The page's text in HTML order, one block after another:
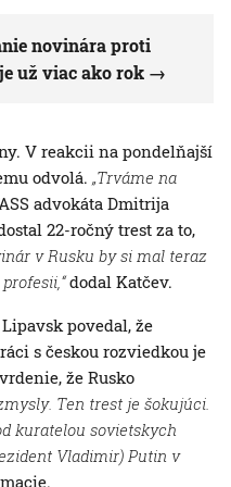
novinára proti
už viac ako rok
V reakcii na pondelňajší
odvolá. „Trváme na
advokáta Dmitrija
22-ročný trest za to,
v Rusku by si mal teraz
dodal Katčev.
povedal, že
s českou rozviedkou je
že Rusko
Ten trest je šokujúci.
kuratelou sovietskych
Vladimir) Putin v